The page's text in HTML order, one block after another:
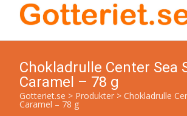
Chokladrulle Center Sea
Caramel – 78 g
Gotteriet.se > Produkter > Chokladrulle
Caramel – 78 g